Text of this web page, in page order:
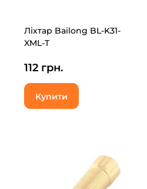
Ліхтар Bailong BL-K31-
XML-T
112 грн.
Купити